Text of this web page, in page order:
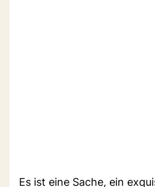
Es ist eine Sache, ein